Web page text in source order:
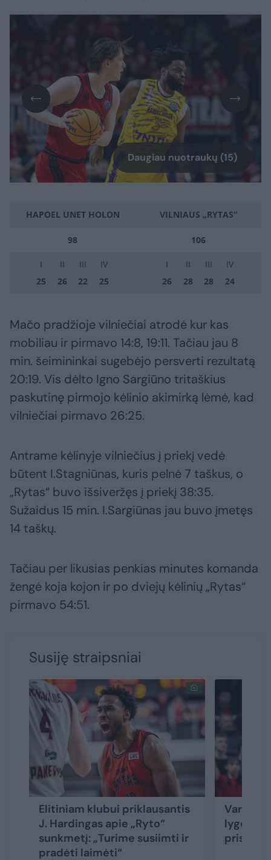
Daugiau nuotraukų (15)
HAPOEL UNET HOLON VILNIAUS „RYTAS“
98 106
I II III
IV
25
26 22 25
I II III
IV
26
28 28 24
Mačo pradžioje vilniečiai atrodė kur kas
mobiliau ir pirmavo 14:8, 19:11. Tačiau jau 8
min. šeimininkai sugebėjo persverti rezultatą
20:19. Vis dėlto Igno Sargiūno tritaškius
paskutinę pirmojo kėlinio akimirką lėmė, kad
vilniečiai pirmavo 26:25.
Antrame kėlinyje vilniečius į priekį vedė
būtent I.Stagniūnas, kuris pelnė 7 taškus, o
„Rytas“ buvo išsiveržęs į priekį 38:35.
Sužaidus 15 min. I.Sargiūnas jau buvo įmetęs
14 taškų.
Tačiau per likusias penkias minutes komanda
žengė koja kojon ir po dviejų kėlinių „Rytas“
pirmavo 54:51.
Susiję straipsniai
Elitiniam klubui priklausantis
J. Hardingas apie „Ryto“
sunkmetį: „Turime susiimti ir
pradėti laimėti“
lygoje